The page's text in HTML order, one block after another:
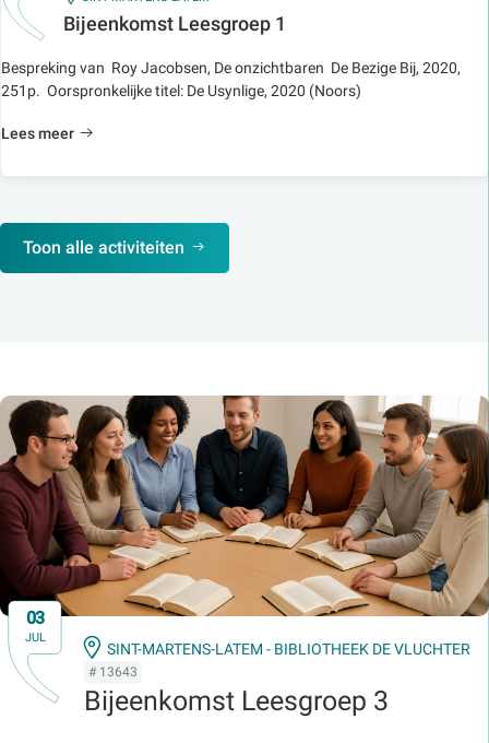
Bijeenkomst Leesgroep 1
Bespreking van Roy Jacobsen, De onzichtbaren De Bezige Bij, 2020,
251p. Oorspronkelijke titel: De Usynlige, 2020 (Noors)
Lees meer
Toon alle activiteiten
03
JUL
SINT-MARTENS-LATEM - BIBLIOTHEEK DE VLUCHTER
# 13643
Bijeenkomst Leesgroep 3